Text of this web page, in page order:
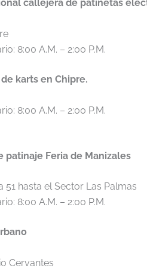
callejera de patinetas
8:00 A.M. – 2:00 P.M.
karts en Chipre.
8:00 A.M. – 2:00 P.M.
patinaje Feria de Manizales
51 hasta el Sector Las Palmas
8:00 A.M. – 2:00 P.M.
Cervantes